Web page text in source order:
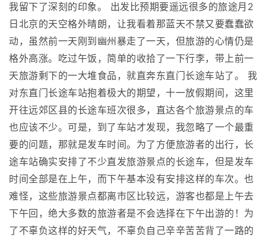
我留下了深刻的印象。 出发比预期要遥远很多的旅途月2
日北京的天空格外晴朗，让我看着那蓝天不禁又要蠢蠢欲
动，虽然前一天刚到幽州暴走了一天，但旅游的心情仍是
格外高涨。吃过午饭，简单的收拾了一下行李，带上前一
天旅游剩下的一大堆食品，就直奔东直门长途车站了。 我
对东直门长途车站抱着极大的期望，十一放假期间，这里
开往远郊区县的长途车班次很多，直达各个旅游景点的车
也应该不少。可是，到了车站才发现，我忽略了一个最重
要的问题，那就是发车时间。为了方便旅游者的出行，长
途车站确实安排了不少直发旅游景点的长途车，但是发车
时间全部是在上午，而下午基本没有安排这样的车次。也
难怪，这些旅游景点都离市区比较远，游客也都是上午去
下午回，绝大多数的旅游者是不会选择在下午出游的！为
了不辜负这样的好天气，不辜负自己辛辛苦苦背了一路的